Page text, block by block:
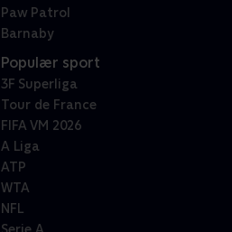
Paw Patrol
Barnaby
Populær sport
3F Superliga
Tour de France
FIFA VM 2026
A Liga
ATP
WTA
NFL
Serie A